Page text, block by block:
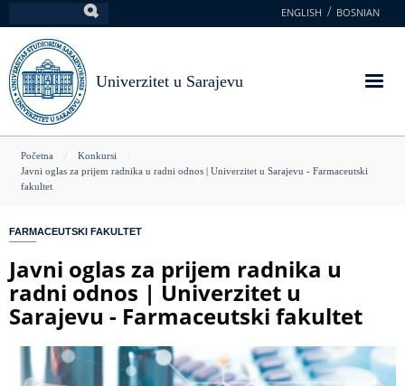
na
glavni
sadržaj
ENGLISH BOSNIAN
Univerzitet u Sarajevu
You
are
Početna
Konkursi
Javni oglas za prijem radnika u radni odnos | Univerzitet u Sarajevu - Farmaceutski
fakultet
FARMACEUTSKI FAKULTET
Javni oglas za prijem radnika u
radni odnos | Univerzitet u
Sarajevu - Farmaceutski fakultet